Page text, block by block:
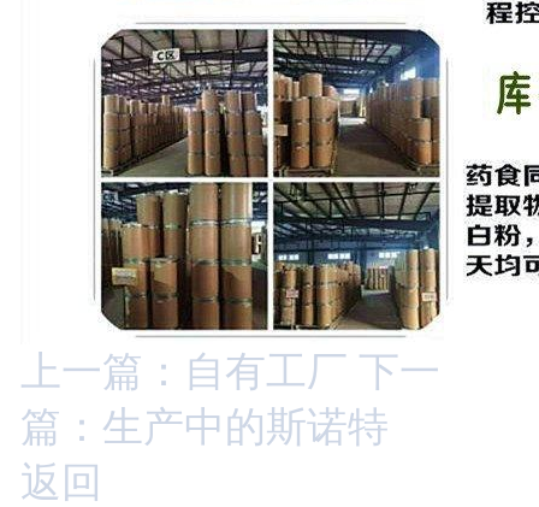
上一篇：自有工厂 下一
篇：生产中的斯诺特
返回